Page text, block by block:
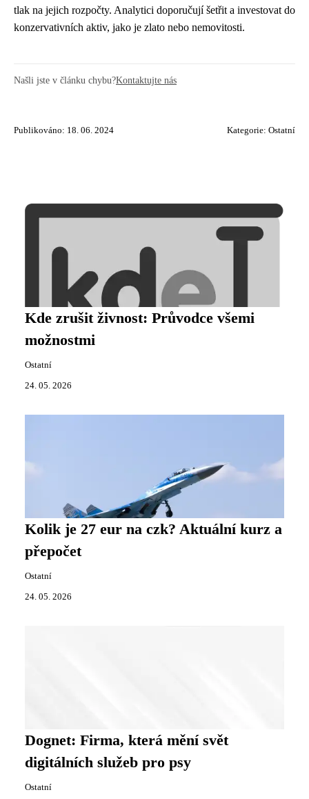
tlak na jejich rozpočty. Analytici doporučují šetřit a investovat do
konzervativních aktiv, jako je zlato nebo nemovitosti.
Našli jste v článku chybu?Kontaktujte nás
Publikováno: 18. 06. 2024 Kategorie: Ostatní
Kde zrušit živnost: Průvodce všemi
možnostmi
Ostatní
24. 05. 2026
Kolik je 27 eur na czk? Aktuální kurz a
přepočet
Ostatní
24. 05. 2026
Dognet: Firma, která mění svět
digitálních služeb pro psy
Ostatní